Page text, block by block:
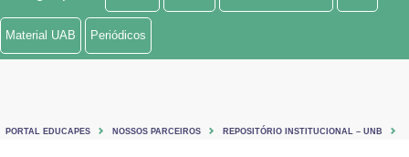
Ministério de Minas e Energia
Material UAB Periódicos
PORTAL EDUCAPES NOSSOS PARCEIROS REPOSITÓRIO INSTITUCIONAL – UNB